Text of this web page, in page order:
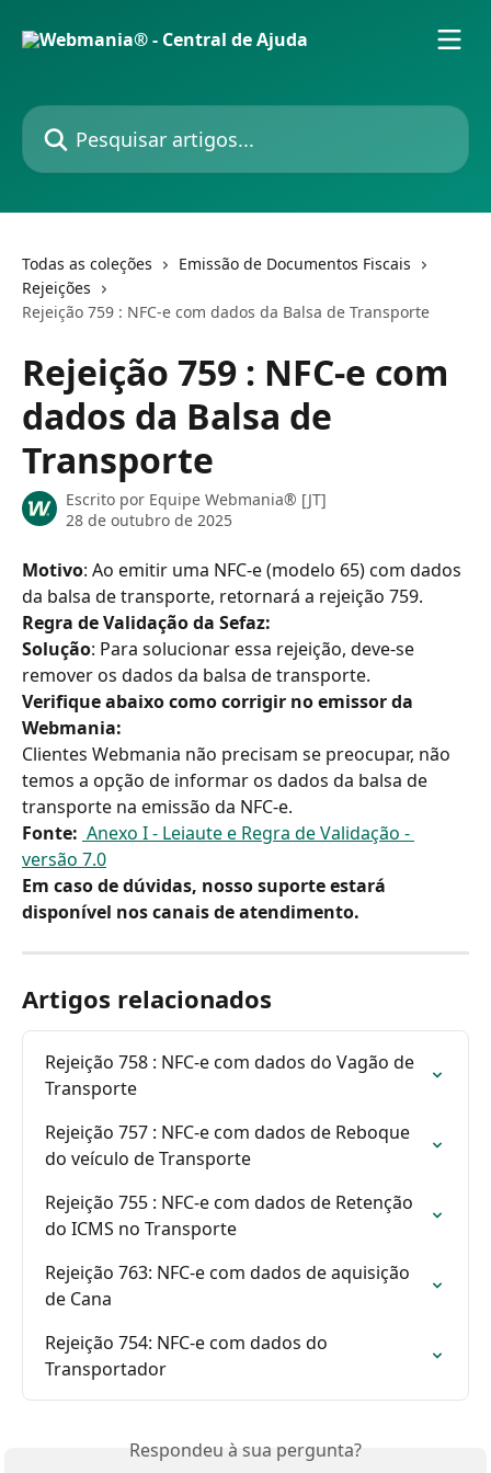
Pesquisar artigos...
Todas as coleções
Emissão de Documentos Fiscais
Rejeições
Rejeição 759 : NFC-e com dados da Balsa de Transporte
Rejeição 759 : NFC-e com
dados da Balsa de
Transporte
Escrito por Equipe Webmania® [JT]
28 de outubro de 2025
Motivo: Ao emitir uma NFC-e (modelo 65) com dados
da balsa de transporte, retornará a rejeição 759.
Regra de Validação da Sefaz:
Solução: Para solucionar essa rejeição, deve-se
remover os dados da balsa de transporte.
Verifique abaixo como corrigir no emissor da
Webmania:
Clientes Webmania não precisam se preocupar, não
temos a opção de informar os dados da balsa de
transporte na emissão da NFC-e.
Fonte: Anexo I - Leiaute e Regra de Validação -
versão 7.0
Em caso de dúvidas, nosso suporte estará
disponível nos canais de atendimento.
Artigos relacionados
Rejeição 758 : NFC-e com dados do Vagão de
Transporte
Rejeição 757 : NFC-e com dados de Reboque
do veículo de Transporte
Rejeição 755 : NFC-e com dados de Retenção
do ICMS no Transporte
Rejeição 763: NFC-e com dados de aquisição
de Cana
Rejeição 754: NFC-e com dados do
Transportador
Respondeu à sua pergunta?